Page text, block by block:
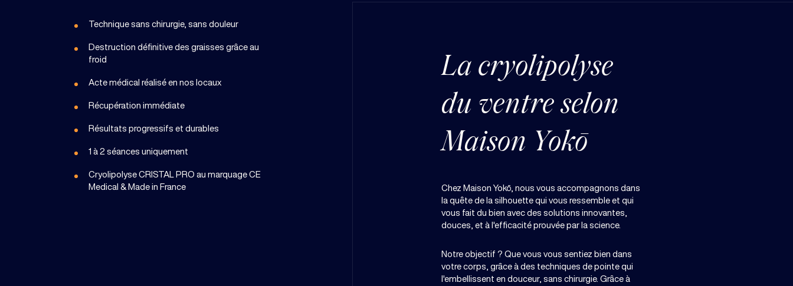
Technique sans chirurgie, sans douleur
Destruction définitive des graisses grâce au
froid
Acte médical réalisé en nos locaux
Récupération immédiate
Résultats progressifs et durables
1 à 2 séances uniquement
Cryolipolyse CRISTAL PRO au marquage CE
Medical & Made in France
La cryolipolyse
du ventre selon
Maison Yokō
Chez Maison Yokō, nous vous accompagnons dans
la quête de la silhouette qui vous ressemble et qui
vous fait du bien avec des solutions innovantes,
douces, et à l'efficacité prouvée par la science.
Notre objectif ? Que vous vous sentiez bien dans
votre corps, grâce à des techniques de pointe qui
l'embellissent en douceur, sans chirurgie. Grâce à